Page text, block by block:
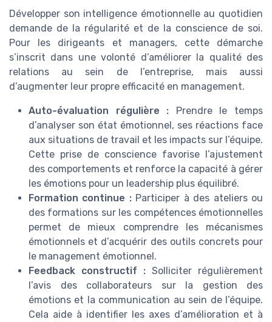
Développer son intelligence émotionnelle au quotidien
demande de la régularité et de la conscience de soi.
Pour les dirigeants et managers, cette démarche
s’inscrit dans une volonté d’améliorer la qualité des
relations au sein de l’entreprise, mais aussi
d’augmenter leur propre efficacité en management.
Auto-évaluation régulière : Prendre le temps
d’analyser son état émotionnel, ses réactions face
aux situations de travail et les impacts sur l’équipe.
Cette prise de conscience favorise l’ajustement
des comportements et renforce la capacité à gérer
les émotions pour un leadership plus équilibré.
Formation continue :Participer à des ateliers ou
des formations sur les compétences émotionnelles
permet de mieux comprendre les mécanismes
émotionnels et d’acquérir des outils concrets pour
le management émotionnel.
Feedback constructif : Solliciter régulièrement
l’avis des collaborateurs sur la gestion des
émotions et la communication au sein de l’équipe.
Cela aide à identifier les axes d’amélioration et à